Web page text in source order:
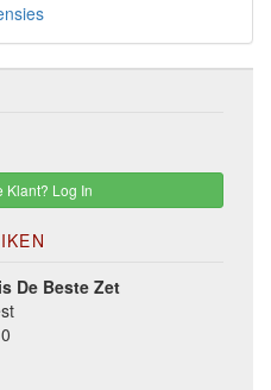
Log In
De Beste Zet